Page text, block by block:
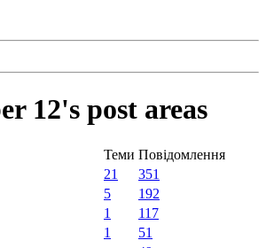
12's post areas
Теми Повідомлення
21
351
5
192
1
117
1
51